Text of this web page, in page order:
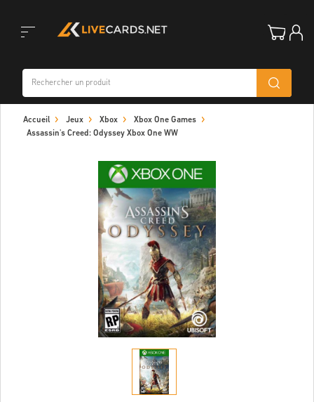
navigation
Accueil Jeux Xbox
Xbox One Games
Assassin's Creed: Odyssey Xbox One WW